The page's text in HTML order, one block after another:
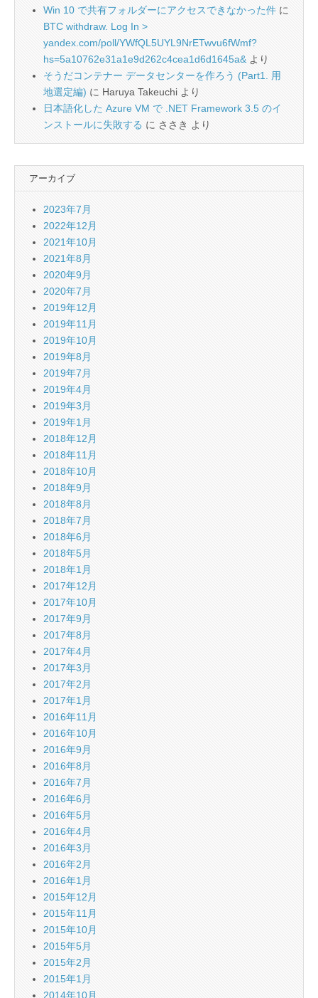
Win 10 で共有フォルダーにアクセスできなかった件 に
BTC withdraw. Log In >
yandex.com/poll/YWfQL5UYL9NrETwvu6fWmf?
hs=5a10762e31a1e9d262c4cea1d6d1645a& より
そうだコンテナー データセンターを作ろう (Part1. 用
地選定編) に Haruya Takeuchi より
日本語化した Azure VM で .NET Framework 3.5 のイ
ンストールに失敗する に ささき より
アーカイブ
2023年7月
2022年12月
2021年10月
2021年8月
2020年9月
2020年7月
2019年12月
2019年11月
2019年10月
2019年8月
2019年7月
2019年4月
2019年3月
2019年1月
2018年12月
2018年11月
2018年10月
2018年9月
2018年8月
2018年7月
2018年6月
2018年5月
2018年1月
2017年12月
2017年10月
2017年9月
2017年8月
2017年4月
2017年3月
2017年2月
2017年1月
2016年11月
2016年10月
2016年9月
2016年8月
2016年7月
2016年6月
2016年5月
2016年4月
2016年3月
2016年2月
2016年1月
2015年12月
2015年11月
2015年10月
2015年5月
2015年2月
2015年1月
2014年10月